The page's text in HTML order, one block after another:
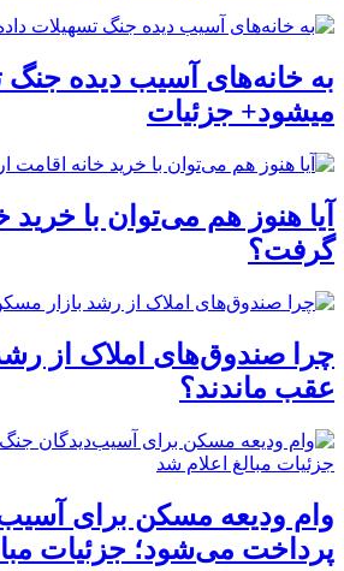
به خانه‌های آسیب دیده جنگ
میشود+ جزئیات
آیا هنوز هم می‌توان با خرید
گرفت؟
چرا صندوق‌های املاک از
عقب ماندند؟
وام ودیعه مسکن برای
پرداخت می‌شود؛ جزئیات